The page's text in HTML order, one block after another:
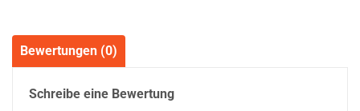
Bewertungen (0)
Schreibe eine Bewertung